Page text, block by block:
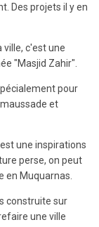
Des projets il y en
ville, c'est une
"Masjid Zahir".
pour
et
une inspirations
perse, on peut
en Muquarnas.
construite sur
une ville